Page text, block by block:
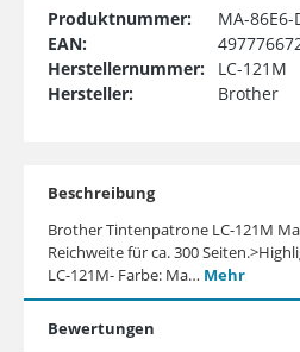
Produktnummer:
MA-86E6-
EAN:
Herstellernummer:
LC-121M
Hersteller:
Brother
Beschreibung
Brother Tintenpatrone LC-121M
Reichweite für ca. 300
LC-121M- Farbe: Ma… Mehr
Bewertungen